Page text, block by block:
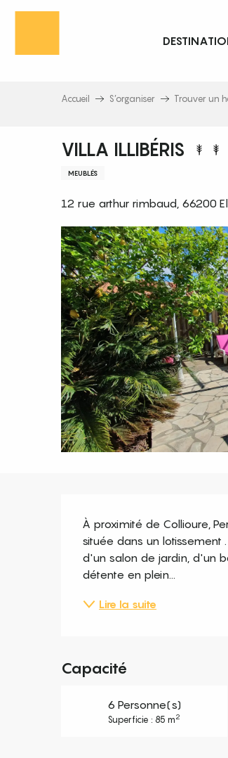
Aller
principal
Accueil S’organiser Trouver un
VILLA ILLIBÉRIS
MEUBLÉS
12 rue arthur rimbaud, 66200
Description
À proximité de Collioure,
située dans un lotissement
d'un salon de jardin, d'un
détente en plein...
Lire la suite
Capacité
6 Personne(s)
Superficie : 85 m2